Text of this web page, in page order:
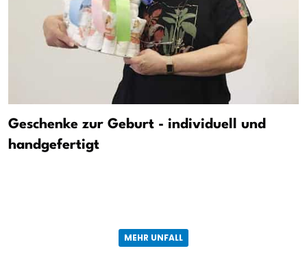
Geschenke zur Geburt - individuell und
handgefertigt
MEHR UNFALL